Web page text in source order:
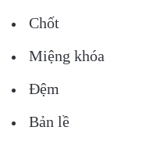
Chốt
Miệng khóa
Đệm
Bản lề